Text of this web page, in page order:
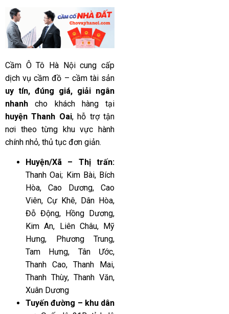
Cầm Ô Tô Hà Nội cung cấp
dịch vụ cầm đồ – cầm tài sản
uy tín, đúng giá, giải ngân
nhanh cho khách hàng tại
huyện Thanh Oai, hỗ trợ tận
nơi theo từng khu vực hành
chính nhỏ, thủ tục đơn giản.
Huyện/Xã – Thị trấn:
Thanh Oai; Kim Bài, Bích
Hòa, Cao Dương, Cao
Viên, Cự Khê, Dân Hòa,
Đỗ Động, Hồng Dương,
Kim An, Liên Châu, Mỹ
Hưng, Phương Trung,
Tam Hưng, Tân Ước,
Thanh Cao, Thanh Mai,
Thanh Thùy, Thanh Văn,
Xuân Dương
Tuyến đường – khu dân